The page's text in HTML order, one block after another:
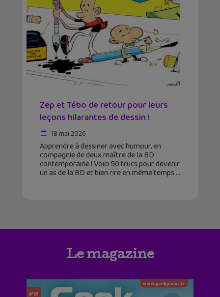
Zep et Tébo de retour pour leurs
leçons hilarantes de dessin !
18 mai 2026
Apprendre à dessiner avec humour, en
compagnie de deux maître de la BD
contemporaine ! Voici 50 trucs pour devenir
un as de la BD et bien rire en même temps.
Le magazine